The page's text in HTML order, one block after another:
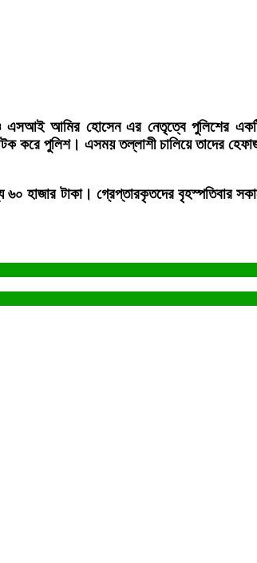
আমির হোসেন এর নেতৃত্বে পুলিশের
পুলিশ। এসময় তল্লাশী চালিয়ে তাদের
টাকা। গ্রেপ্তারকৃতদের বৃহস্পতিবার